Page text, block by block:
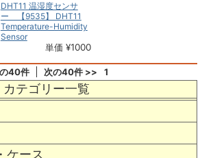
カテゴリー一覧
ケース
DHT11 温湿度センサ
ー 【9535】 DHT11
Temperature-Humidity
Sensor
単価 ¥1000
40件 次の40件 >> 1